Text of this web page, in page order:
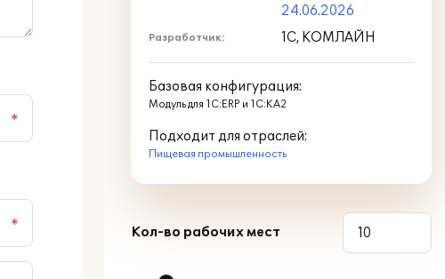
*
*
24.06.2026
Разработчик: 1С, КОМЛАЙН
Базовая конфигурация:
Модуль для 1С:ERP и 1С:КА2
Подходит для отраслей:
Пищевая промышленность
Кол-во рабочих мест